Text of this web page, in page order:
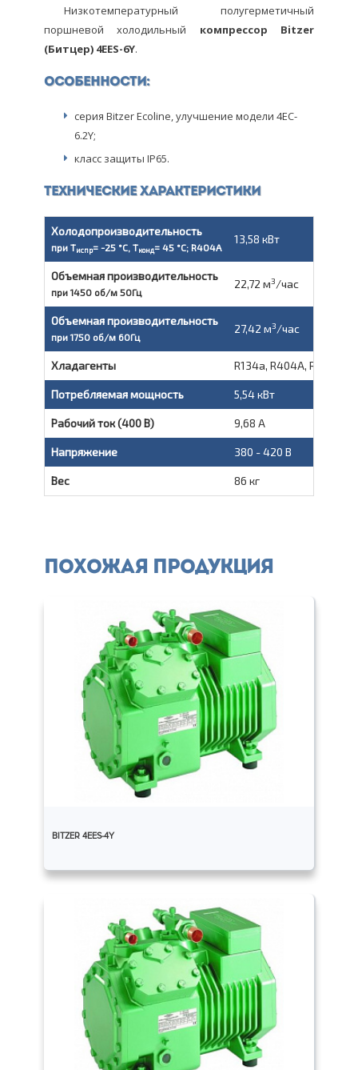
Низкотемпературный полугерметичный
поршневой холодильный компрессор Bitzer
(Битцер) 4EES-6Y.
Особенности:
серия Bitzer Ecoline, улучшение модели 4EC-
6.2Y;
класс защиты IP65.
Технические характеристики
Холодопроизводительность
при Tиспр= -25 °C, Tконд= 45 °C; R404A
13,58 кВт
Объемная производительность
при 1450 об/м 50Гц
22,72 м3/час
Объемная производительность
при 1750 об/м 60Гц
27,42 м3/час
Хладагенты R134a, R404A, R507A,
Потребляемая мощность 5,54 кВт
Рабочий ток (400 В) 9,68 A
Напряжение 380 - 420 В
Вес 86 кг
Похожая продукция
BITZER 4EES-4Y